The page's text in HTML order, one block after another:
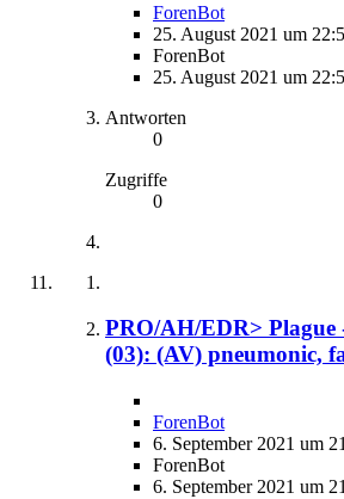
ForenBot
25. August 2021 um
ForenBot
25. August 2021 um
Antworten
0
Zugriffe
0
PRO/AH/EDR> Plague
(03): (AV) pneumonic,
ForenBot
6. September 2021 um
ForenBot
6. September 2021 um